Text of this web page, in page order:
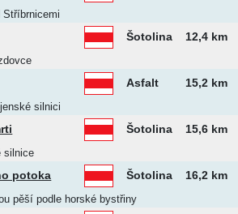
Šotolina 12,4 km
Asfalt 15,2 km
silnici
Šotolina 15,6 km
silnice
potoka Šotolina 16,2 km
pěší podle horské bystřiny